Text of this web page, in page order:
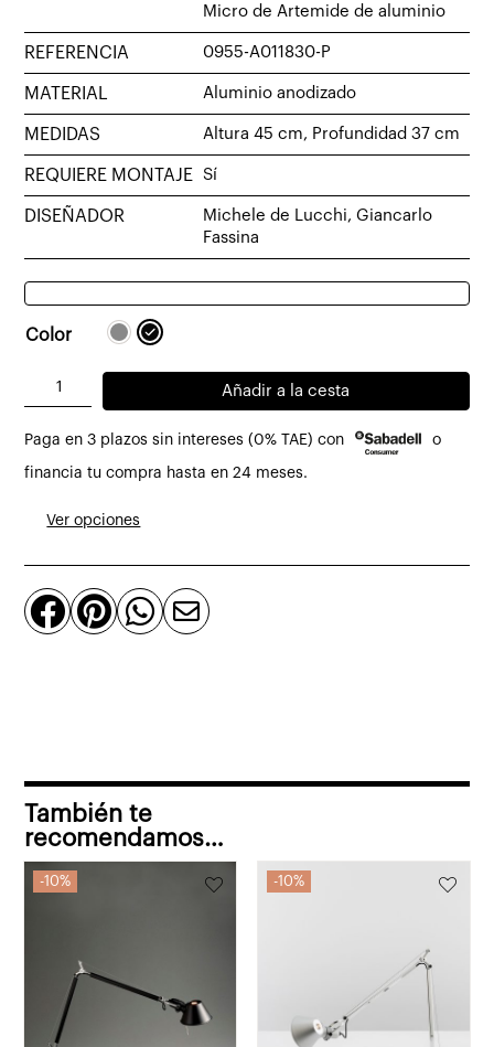
Micro de Artemide de aluminio
REFERENCIA 0955-A011830-P
MATERIAL Aluminio anodizado
MEDIDAS Altura 45 cm, Profundidad 37 cm
REQUIERE MONTAJE Sí
DISEÑADOR
Michele de Lucchi, Giancarlo
Fassina
Color
Lámpara
sobremesa
Tolomeo
Artemide
de
aluminio
Añadir a la cesta
Paga en 3 plazos sin intereses (0% TAE) con o
financia tu compra hasta en 24 meses.
Ver opciones
   
También te
recomendamos…
10% 10%